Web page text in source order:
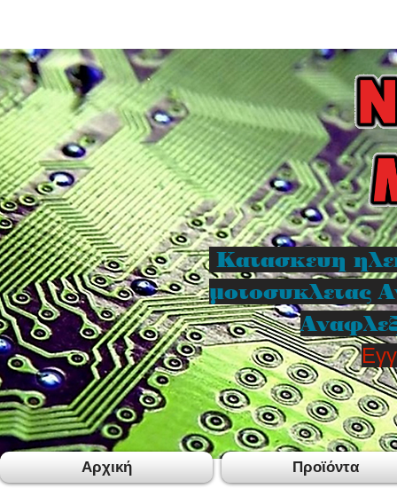
Κατασκευη
μοτοσυκλετας
Αρχική Προϊόντα